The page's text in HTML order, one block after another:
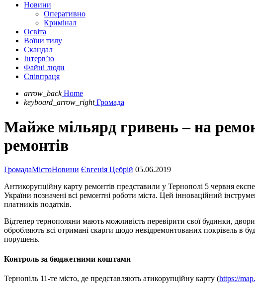
Новини
Оперативно
Кримінал
Освіта
Воїни тилу
Скандал
Інтерв’ю
Файні люди
Співпраця
arrow_back Home
keyboard_arrow_right Громада
Майже мільярд гривень – на
ремонтів
ГромадаМістоНовини Євгенія Цебрій 05.06.2019
Антикорупційну карту ремонтів представили у Тернополі 5 червня
України позначені всі ремонтні роботи міста. Цей інноваційний
платників податків.
Відтепер тернополяни мають можливість перевірити свої будинки,
обробляють всі отримані скарги щодо невідремонтованих покрівель в
порушень.
Контроль за бюджетними коштами
Тернопіль 11-те місто, де представляють атикорупційну карту (https://